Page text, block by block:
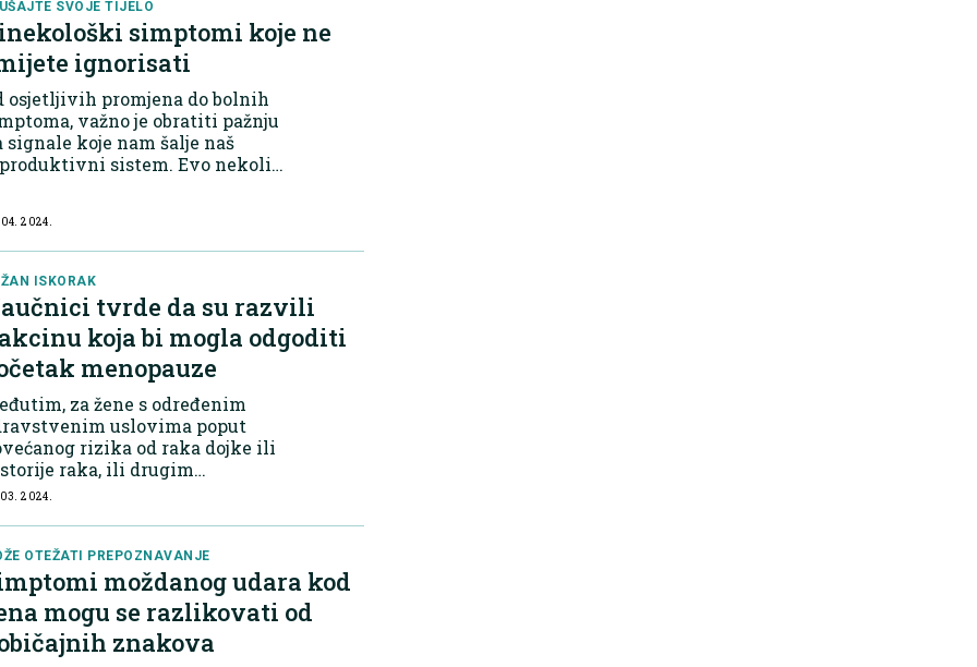
SVOJE TIJELO
simptomi koje ne
ignorisati
osjetljivih promjena do bolnih
važno je obratiti pažnju
signale koje nam šalje naš
sistem. Evo nekoliko
Svaka promjena u
cik...
2024.
ISKORAK
tvrde da su razvili
koja bi mogla odgoditi
menopauze
za žene s određenim
uslovima poput
rizika od raka dojke ili
raka, ili drugim
ta terapija nije
u olakšavanju s...
2024.
OTEŽATI PREPOZNAVANJE
moždanog udara kod
mogu se razlikovati od
znakova